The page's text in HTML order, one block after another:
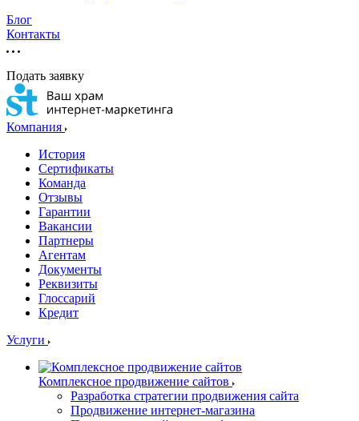
Блог
Контакты
Подать заявку
Компания
История
Сертификаты
Команда
Отзывы
Гарантии
Вакансии
Партнеры
Агентам
Документы
Реквизиты
Глоссарий
Кредит
Услуги
Комплексное продвижение сайтов
Разработка стратегии продвижения сайта
Продвижение интернет-магазина